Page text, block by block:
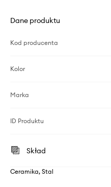
Dane produktu
Kod producenta
Kolor
Marka
ID Produktu
Skład
Ceramika, Stal